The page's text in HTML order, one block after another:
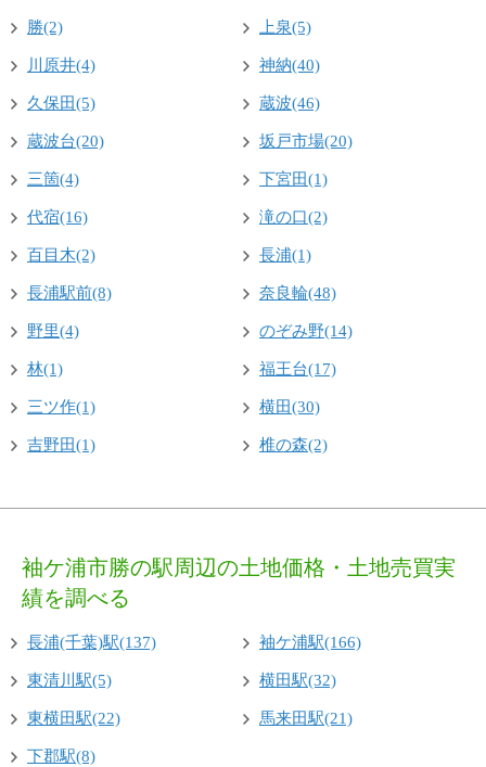
勝(2) 上泉(5)
川原井(4) 神納(40)
久保田(5) 蔵波(46)
蔵波台(20) 坂戸市場(20)
三箇(4) 下宮田(1)
代宿(16) 滝の口(2)
百目木(2) 長浦(1)
長浦駅前(8) 奈良輪(48)
野里(4) のぞみ野(14)
林(1) 福王台(17)
三ツ作(1) 横田(30)
吉野田(1) 椎の森(2)
袖ケ浦市勝の駅周辺の土地価格・土地売買実
績を調べる
長浦(千葉)駅(137) 袖ケ浦駅(166)
東清川駅(5) 横田駅(32)
東横田駅(22) 馬来田駅(21)
下郡駅(8)